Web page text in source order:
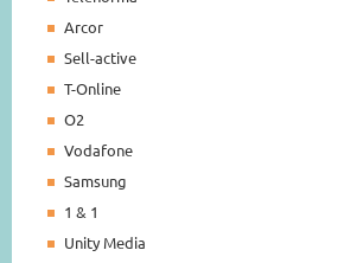
Arcor
Sell-active
T-Online
O2
Vodafone
Samsung
1 & 1
Unity Media